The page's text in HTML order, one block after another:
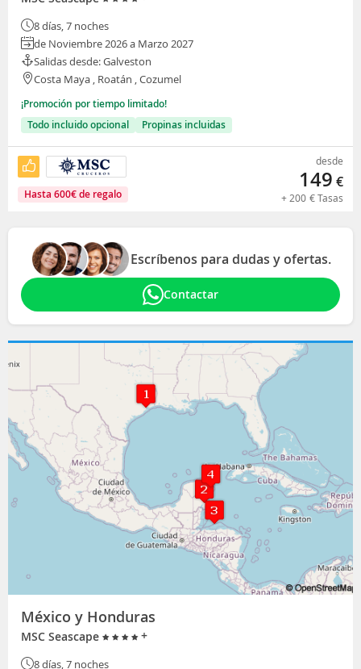
8 días, 7 noches
de Noviembre 2026 a Marzo 2027
Salidas desde: Galveston
Costa Maya , Roatán , Cozumel
¡Promoción por tiempo limitado!
Todo incluido opcional
Propinas incluidas
Hasta 600€de regalo
desde
149 €
+ 200 €Tasas
Escríbenos para dudas y ofertas.
Contactar
México y Honduras
MSC Seascape +
8 días, 7 noches